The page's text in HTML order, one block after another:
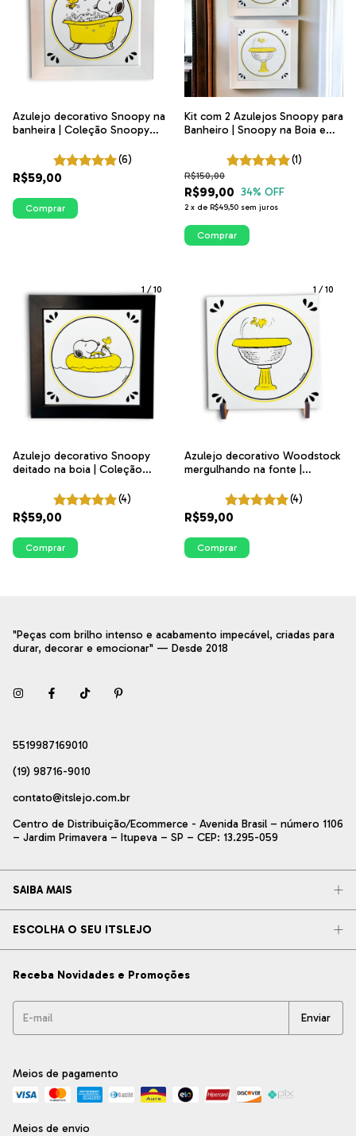
Azulejo decorativo Snoopy na
banheira | Coleção Snoopy
(6)
R$59,00
Comprar
Kit com 2 Azulejos Snoopy para
Banheiro | Snoopy na Boia e
(1)
R$99,00
R$150,00
34% OFF
2 x de R$49,50 sem juros
Comprar
1 /10
Azulejo decorativo Snoopy
deitado na boia | Coleção
(4)
R$59,00
Comprar
1 /10
Azulejo decorativo Woodstock
mergulhando na fonte |
(4)
R$59,00
Comprar
"Peças com brilho intenso e acabamento impecável, criadas para
durar, decorar e emocionar" — Desde 2018
5519987169010
(19) 98716-9010
contato@itslejo.com.br
Centro de Distribuição/Ecommerce - Avenida Brasil – número 1106
– Jardim Primavera – Itupeva – SP – CEP: 13.295-059
SAIBA MAIS
ESCOLHA O SEU ITSLEJO
Receba Novidades e Promoções
Meios de pagamento
Meios de envio